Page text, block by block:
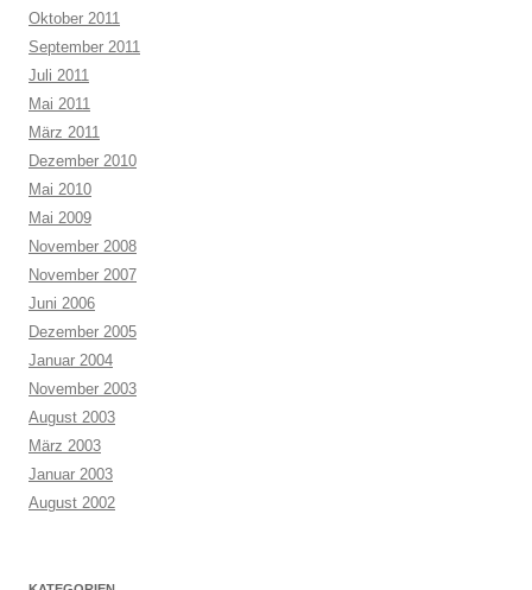
Oktober 2011
September 2011
Juli 2011
Mai 2011
März 2011
Dezember 2010
Mai 2010
Mai 2009
November 2008
November 2007
Juni 2006
Dezember 2005
Januar 2004
November 2003
August 2003
März 2003
Januar 2003
August 2002